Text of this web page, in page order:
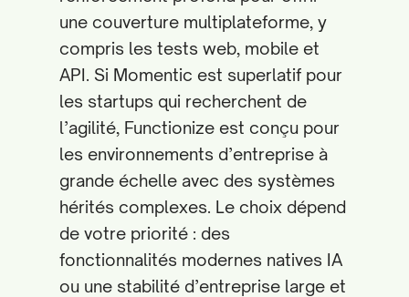
une couverture multiplateforme, y
compris les tests web, mobile et
API. Si Momentic est superlatif pour
les startups qui recherchent de
l’agilité, Functionize est conçu pour
les environnements d’entreprise à
grande échelle avec des systèmes
hérités complexes. Le choix dépend
de votre priorité : des
fonctionnalités modernes natives IA
ou une stabilité d’entreprise large et